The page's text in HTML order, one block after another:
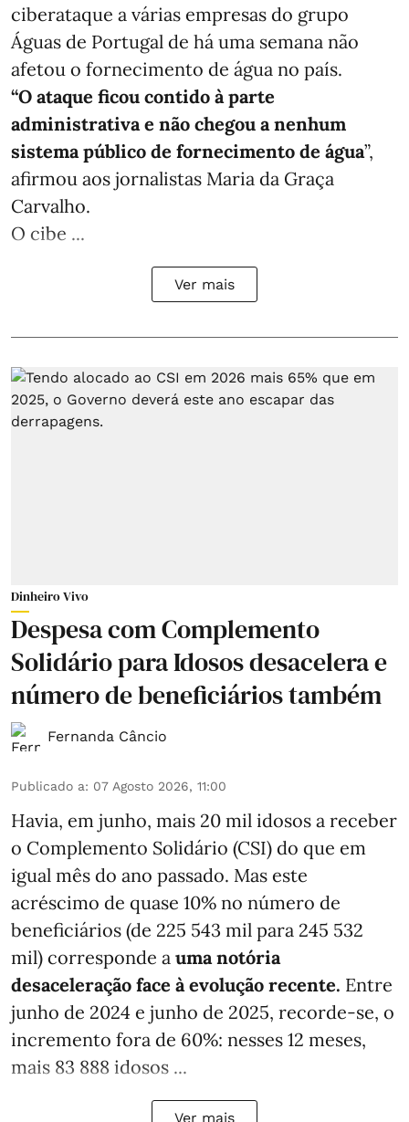
ciberataque a várias empresas do grupo
Águas de Portugal de há uma semana não
afetou o fornecimento de água no país.
“O ataque ficou contido à parte
administrativa e não chegou a nenhum
sistema público de fornecimento de água”,
afirmou aos jornalistas Maria da Graça
Carvalho.
O cibe ...
Ver mais
Dinheiro Vivo
Despesa com Complemento
Solidário para Idosos desacelera e
número de beneficiários também
Fernanda Câncio
Publicado a: 07 Agosto 2026, 11:00
Havia, em junho, mais 20 mil idosos a receber
o Complemento Solidário (CSI) do que em
igual mês do ano passado. Mas este
acréscimo de quase 10% no número de
beneficiários (de 225 543 mil para 245 532
mil) corresponde a uma notória
desaceleração face à evolução recente. Entre
junho de 2024 e junho de 2025, recorde-se, o
incremento fora de 60%: nesses 12 meses,
mais 83 888 idosos ...
Ver mais